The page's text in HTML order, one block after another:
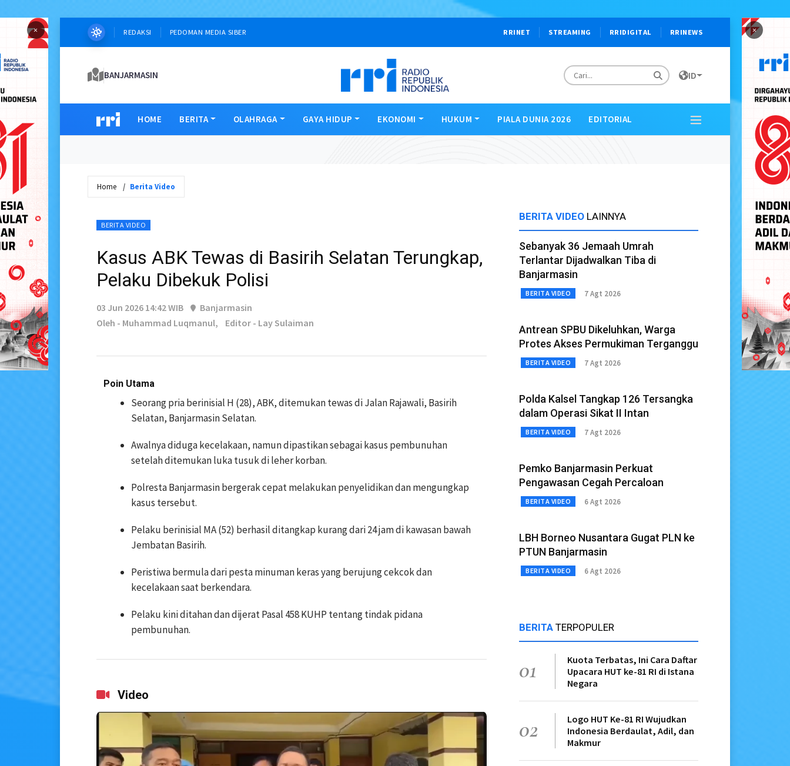
× ×
REDAKSI PEDOMAN MEDIA SIBER RRINET STREAMING RRIDIGITAL RRINEWS
BANJARMASIN ID
HOME BERITA OLAHRAGA GAYA HIDUP EKONOMI HUKUM PIALA DUNIA 2026 EDITORIAL
Home Berita Video
BERITA VIDEO
Kasus ABK Tewas di Basirih Selatan Terungkap,
Pelaku Dibekuk Polisi
03 Jun 2026 14:42 WIB
Banjarmasin
Oleh - Muhammad Luqmanul,
Editor - Lay Sulaiman
Poin Utama
Seorang pria berinisial H (28), ABK, ditemukan tewas di Jalan Rajawali, Basirih
Selatan, Banjarmasin Selatan.
Awalnya diduga kecelakaan, namun dipastikan sebagai kasus pembunuhan
setelah ditemukan luka tusuk di leher korban.
Polresta Banjarmasin bergerak cepat melakukan penyelidikan dan mengungkap
kasus tersebut.
Pelaku berinisial MA (52) berhasil ditangkap kurang dari 24 jam di kawasan bawah
Jembatan Basirih.
Peristiwa bermula dari pesta minuman keras yang berujung cekcok dan
kecelakaan saat berkendara.
Pelaku kini ditahan dan dijerat Pasal 458 KUHP tentang tindak pidana
pembunuhan.
Video
BERITA VIDEO LAINNYA
Sebanyak 36 Jemaah Umrah
Terlantar Dijadwalkan Tiba di
Banjarmasin
BERITA VIDEO 7 Agt 2026
Antrean SPBU Dikeluhkan, Warga
Protes Akses Permukiman Terganggu
BERITA VIDEO 7 Agt 2026
Polda Kalsel Tangkap 126 Tersangka
dalam Operasi Sikat II Intan
BERITA VIDEO 7 Agt 2026
Pemko Banjarmasin Perkuat
Pengawasan Cegah Percaloan
BERITA VIDEO 6 Agt 2026
LBH Borneo Nusantara Gugat PLN ke
PTUN Banjarmasin
BERITA VIDEO 6 Agt 2026
BERITA TERPOPULER
01
Kuota Terbatas, Ini Cara Daftar
Upacara HUT ke-81 RI di Istana
Negara
02
Logo HUT Ke-81 RI Wujudkan
Indonesia Berdaulat, Adil, dan
Makmur